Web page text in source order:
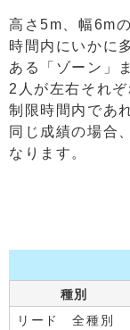
高さ5m、幅6m
時間内にいかに
ある「ゾーン」
2人が左右それ
制限時間内であ
同じ成績の場合
なります。
種別
リード 全種別